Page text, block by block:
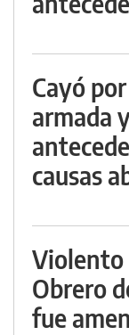
Cayó
armada
causas
Violento
Obrero
fue